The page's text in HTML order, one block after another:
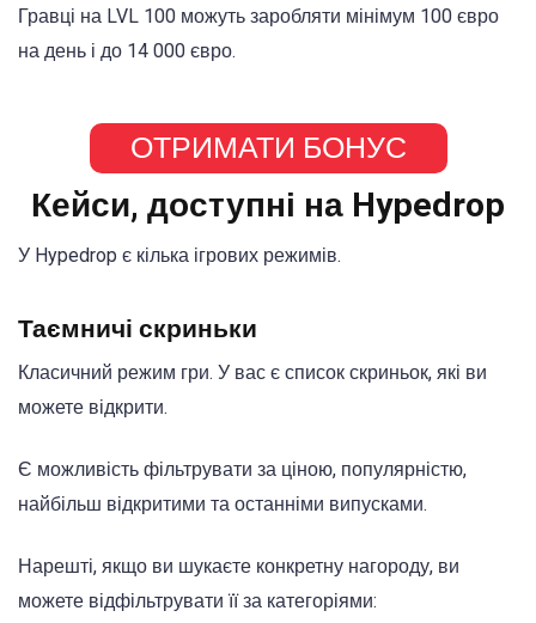
Гравці на LVL 100 можуть заробляти мінімум 100 євро
на день і до 14 000 євро.
ОТРИМАТИ БОНУС
Кейси, доступні на Hypedrop
У Hypedrop є кілька ігрових режимів.
Таємничі скриньки
Класичний режим гри. У вас є список скриньок, які ви
можете відкрити.
Є можливість фільтрувати за ціною, популярністю,
найбільш відкритими та останніми випусками.
Нарешті, якщо ви шукаєте конкретну нагороду, ви
можете відфільтрувати її за категоріями: